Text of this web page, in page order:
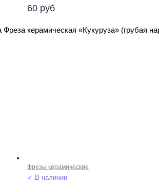
60 руб
Фреза керамическая «Кукуруза» (грубая
Фрезы керамические
✓ В наличии